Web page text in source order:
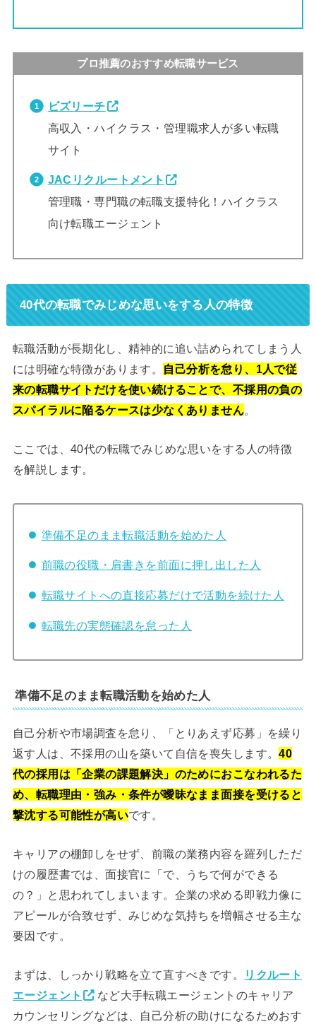
プロ推薦のおすすめ転職サービス
ビズリーチ
高収入・ハイクラス・管理職求人が多い転職
サイト
JACリクルートメント
管理職・専門職の転職支援特化！ハイクラス
向け転職エージェント
40代の転職でみじめな思いをする人の特徴
転職活動が長期化し、精神的に追い詰められてしまう人
には明確な特徴があります。 自己分析を怠り、1人で従
来の転職サイトだけを使い続けることで、不採用の負の
スパイラルに陥るケースは少なくありません
ここでは、40代の転職でみじめな思いをする人の特徴
を解説します。
準備不足のまま転職活動を始めた人
前職の役職・肩書きを前面に押し出した人
転職サイトへの直接応募だけで活動を続けた人
転職先の実態確認を怠った人
準備不足のまま転職活動を始めた人
自己分析や市場調査を怠り、「とりあえず応募」を繰り
返す人は、不採用の山を築いて自信を喪失します。40
代の採用は「企業の課題解決」のためにおこなわれるた
め、転職理由・強み・条件が曖昧なまま面接を受けると
撃沈する可能性が高いです。
キャリアの棚卸しをせず、前職の業務内容を羅列しただ
けの履歴書では、面接官に「で、うちで何ができる
の？」と思われてしまいます。企業の求める即戦力像に
アピールが合致せず、みじめな気持ちを増幅させる主な
要因です。
まずは、しっかり戦略を立て直すべきです。
リクルート
エージェント
など大手転職エージェントのキャリア
カウンセリングなどは、自己分析の助けになるためおす